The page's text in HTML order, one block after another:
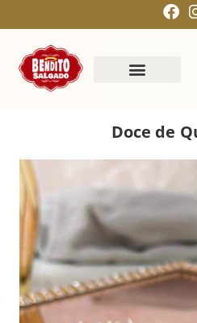
Doce de